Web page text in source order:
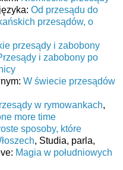
Od przesądu do
przesądów, o
przesądy i zabobony
i zabobony po
W świecie przesądów
w rymowankach,
more time
sposoby, które
, Studia, parla,
Magia w południowych